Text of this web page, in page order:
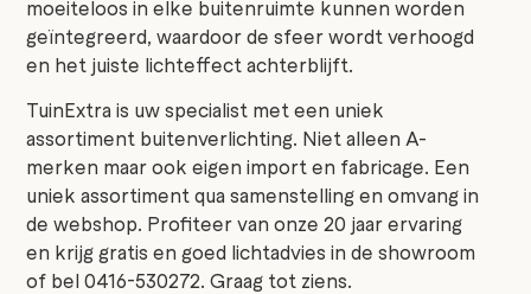
moeiteloos in elke buitenruimte kunnen worden
geïntegreerd, waardoor de sfeer wordt verhoogd
en het juiste lichteffect achterblijft.
TuinExtra is uw specialist met een uniek
assortiment buitenverlichting. Niet alleen A-
merken maar ook eigen import en fabricage. Een
uniek assortiment qua samenstelling en omvang in
de webshop. Profiteer van onze 20 jaar ervaring
en krijg gratis en goed lichtadvies in de showroom
of bel 0416-530272. Graag tot ziens.